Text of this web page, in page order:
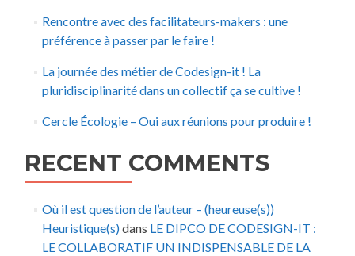
Rencontre avec des facilitateurs-makers : une
préférence à passer par le faire !
La journée des métier de Codesign-it ! La
pluridisciplinarité dans un collectif ça se cultive !
Cercle Écologie – Oui aux réunions pour produire !
RECENT COMMENTS
Où il est question de l’auteur – (heureuse(s))
Heuristique(s)dans LE DIPCO DE CODESIGN-IT :
LE COLLABORATIF UN INDISPENSABLE DE LA